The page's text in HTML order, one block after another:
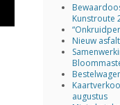
Kunstroute
Nieuw
augustus